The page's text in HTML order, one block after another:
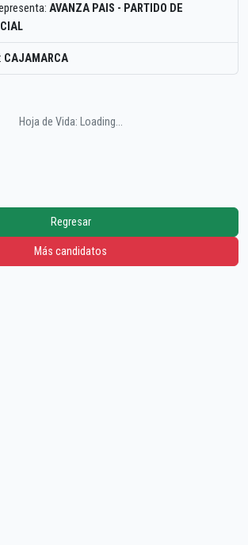
AVANZA PAIS - PARTIDO DE
CAJAMARCA
Hoja de Vida: Loading...
Regresar
Más candidatos